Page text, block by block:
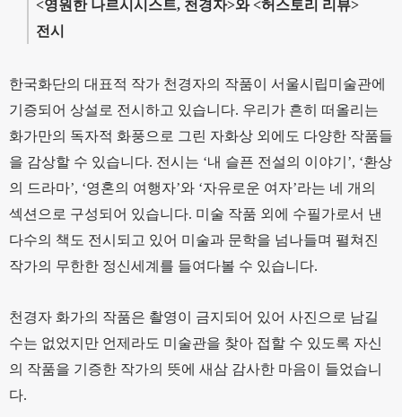
<영원한 나르시시스트, 천경자>와 <허스토리 리뷰>
전시
한국화단의 대표적 작가 천경자의 작품이 서울시립미술관에
기증되어 상설로 전시하고 있습니다. 우리가 흔히 떠올리는
화가만의 독자적 화풍으로 그린 자화상 외에도 다양한 작품들
을 감상할 수 있습니다. 전시는 ‘내 슬픈 전설의 이야기’, ‘환상
의 드라마’, ‘영혼의 여행자’와 ‘자유로운 여자’라는 네 개의
섹션으로 구성되어 있습니다. 미술 작품 외에 수필가로서 낸
다수의 책도 전시되고 있어 미술과 문학을 넘나들며 펼쳐진
작가의 무한한 정신세계를 들여다볼 수 있습니다.
천경자 화가의 작품은 촬영이 금지되어 있어 사진으로 남길
수는 없었지만 언제라도 미술관을 찾아 접할 수 있도록 자신
의 작품을 기증한 작가의 뜻에 새삼 감사한 마음이 들었습니
다.